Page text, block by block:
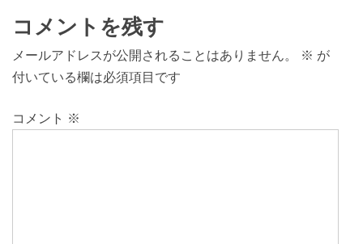
コメントを残す
メールアドレスが公開されることはありません。 ※ が
付いている欄は必須項目です
コメント ※